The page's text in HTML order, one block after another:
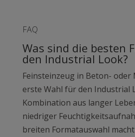
FAQ
Was sind die besten
den Industrial Look?
Feinsteinzeug in Beton-
erste Wahl für den Industrial
Kombination aus langer
niedriger
breiten Formatauswahl